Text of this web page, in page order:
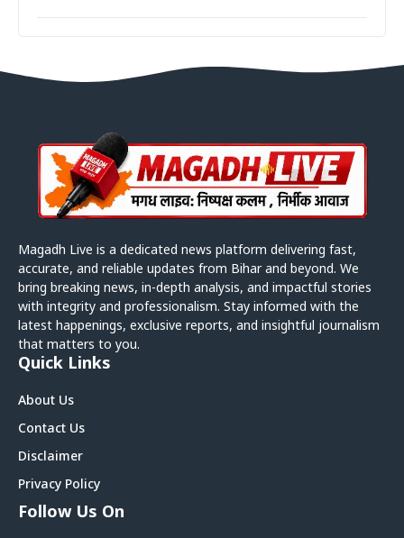
Magadh Live is a dedicated news platform delivering fast,
accurate, and reliable updates from Bihar and beyond. We
bring breaking news, in-depth analysis, and impactful stories
with integrity and professionalism. Stay informed with the
latest happenings, exclusive reports, and insightful journalism
that matters to you.
Quick Links
About Us
Contact Us
Disclaimer
Privacy Policy
Follow Us On